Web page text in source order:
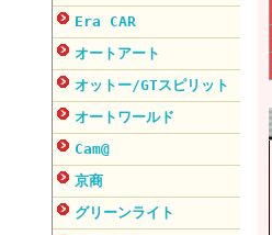
Era CAR
オートアート
オットー/GTスピリット
オートワールド
Cam@
京商
グリーンライト